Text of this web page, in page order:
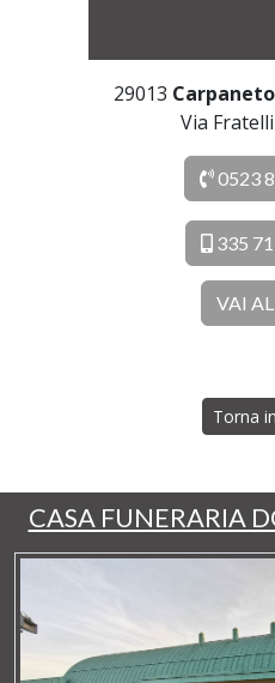
29013
Via
0523
335
VAI
Torna
CASA FUNERARIA